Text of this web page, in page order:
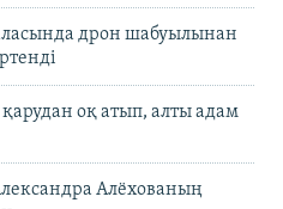
дрон шабуылынан
оқ атып, алты адам
Алёхованың